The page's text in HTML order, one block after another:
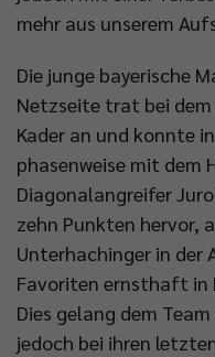
mehr aus unserem
Die junge bayerische
Netzseite trat bei
Kader an und konnte
phasenweise mit dem
Diagonalangreifer
zehn Punkten hervor,
Unterhachinger in der
Favoriten ernsthaft in
Dies gelang dem
jedoch bei ihren